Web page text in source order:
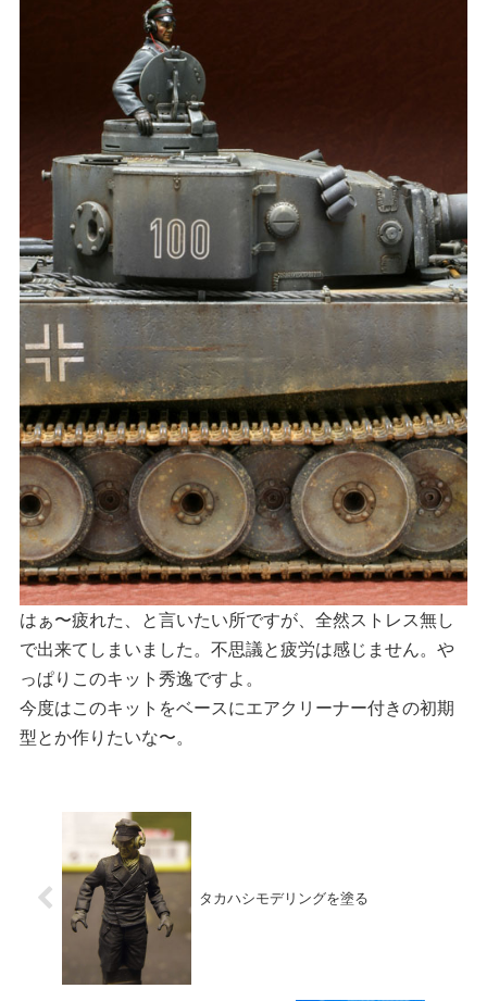
はぁ〜疲れた、と言いたい所ですが、全然ストレス無し
で出来てしまいました。不思議と疲労は感じません。や
っぱりこのキット秀逸ですよ。
今度はこのキットをベースにエアクリーナー付きの初期
型とか作りたいな〜。
タカハシモデリングを塗る